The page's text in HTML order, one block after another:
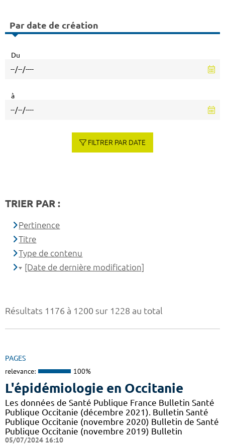
Résultats 1176 à 1200 sur 1228 au total
PAGES
relevance: 100%
L'épidémiologie en Occitanie
Les données de Santé Publique France Bulletin Santé
Publique Occitanie (décembre 2021). Bulletin Santé
Publique Occitanie (novembre 2020) Bulletin de Santé
Publique Occitanie (novembre 2019) Bulletin
05/07/2024 16:10
Par date de création
Du
à
FILTRER PAR DATE
TRIER PAR :
Pertinence
Titre
Type de contenu
[Date de dernière modification]